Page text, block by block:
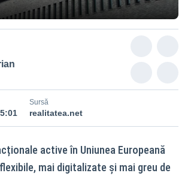
Sursă
realitatea.net
active în Uniunea Europeană
mai digitalizate și mai greu de